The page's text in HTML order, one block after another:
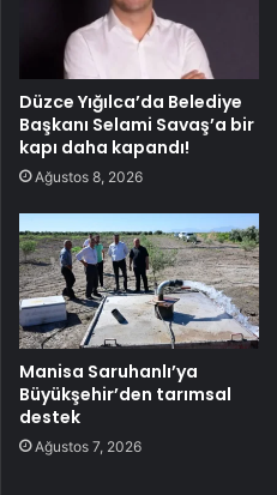
Düzce Yığılca’da Belediye
Başkanı Selami Savaş’a bir
kapı daha kapandı!
Ağustos 8, 2026
Manisa Saruhanlı’ya
Büyükşehir’den tarımsal
destek
Ağustos 7, 2026